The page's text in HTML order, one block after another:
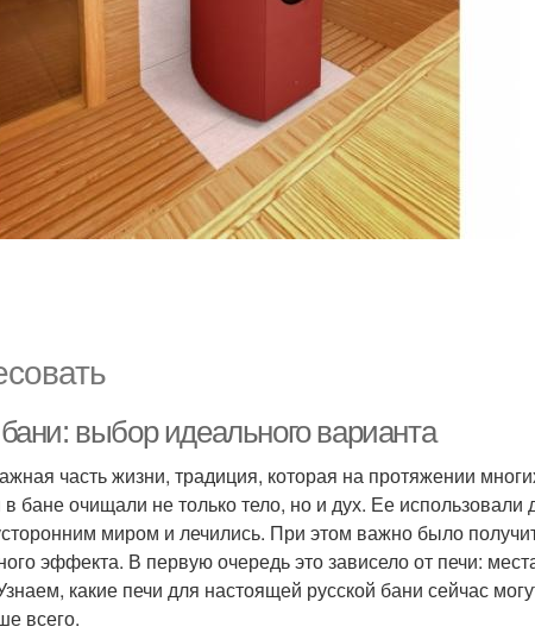
выбор идеального варианта
часть жизни, традиция, которая на протяжении
бане очищали не только тело, но и дух. Ее использовали
миром и лечились. При этом важно было
эффекта. В первую очередь это зависело от печи:
какие печи для настоящей русской бани сейчас
всего.